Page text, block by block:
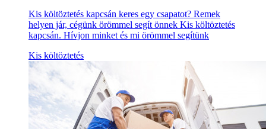
Kis költöztetés kapcsán keres egy csapatot? Remek
helyen jár, cégünk örömmel segít önnek Kis költöztetés
kapcsán. Hívjon minket és mi örömmel segítünk
Kis költöztetés